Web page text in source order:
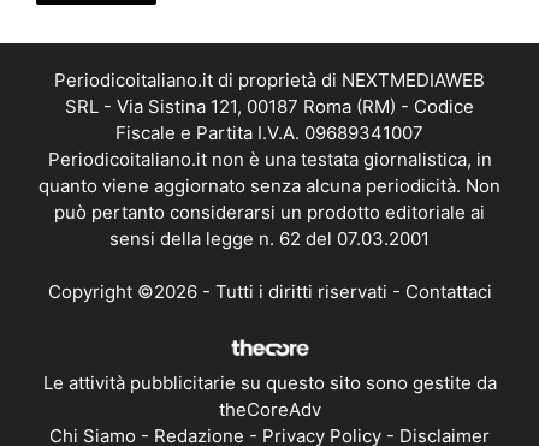
Periodicoitaliano.it di proprietà di NEXTMEDIAWEB
SRL - Via Sistina 121, 00187 Roma (RM) - Codice
Fiscale e Partita I.V.A. 09689341007
Periodicoitaliano.it non è una testata giornalistica, in
quanto viene aggiornato senza alcuna periodicità. Non
può pertanto considerarsi un prodotto editoriale ai
sensi della legge n. 62 del 07.03.2001
Copyright ©2026 - Tutti i diritti riservati - Contattaci
Le attività pubblicitarie su questo sito sono gestite da
theCoreAdv
Chi Siamo - Redazione - Privacy Policy - Disclaimer